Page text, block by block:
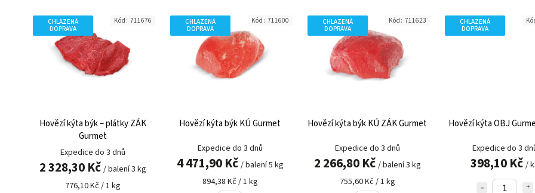
CHLAZENÁ
DOPRAVA
Hovězí kýta býk – plátky ZÁK
Gurmet
Expedice do 3 dnů
2 328,30 Kč / balení 3 kg
776,10 Kč / 1 kg
Kód: 711676
CHLAZENÁ
DOPRAVA
Hovězí kýta býk KÚ Gurmet
Expedice do 3 dnů
4 471,90 Kč / balení 5 kg
894,38 Kč / 1 kg
Kód: 711600
CHLAZENÁ
DOPRAVA
Hovězí kýta býk KÚ ZÁK Gurmet
Expedice do 3 dnů
2 266,80 Kč / balení 3 kg
755,60 Kč / 1 kg
Kód: 711623
CHLAZENÁ
DOPRAVA
Hovězí kýta OBJ
Expedice do 3
398,10 Kč /